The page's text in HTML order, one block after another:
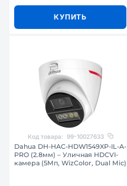
КУПИТЬ
Код товара: 99-10027633
Dahua DH-HAC-HDW1549XP-IL-A-
PRO (2.8мм) – Уличная HDCVI-
камера (5Мп, WizColor, Dual Mic)